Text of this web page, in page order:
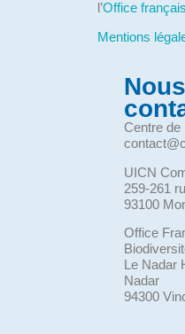
l’Office
Mentions
Nous
Centre de
UICN
259-261
93100
Office
Le Nadar
Nadar
94300